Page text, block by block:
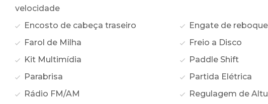
velocidade
Encosto de cabeça traseiro Engate de reboque
Farol de Milha
Freio a Disco
Kit Multimídia
Paddle Shift
Parabrisa
Partida Elétrica
Rádio FM/AM
Regulagem de